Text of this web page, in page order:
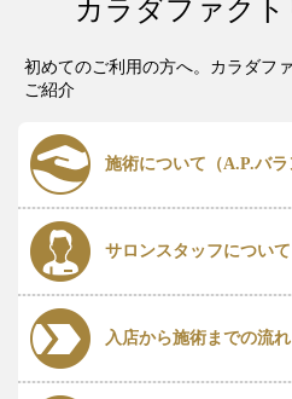
カラダファク
初めてのご利用の方へ。カラダフ
ご紹介
施術について（A.P.バラ
サロンスタッフについて
入店から施術までの流れ